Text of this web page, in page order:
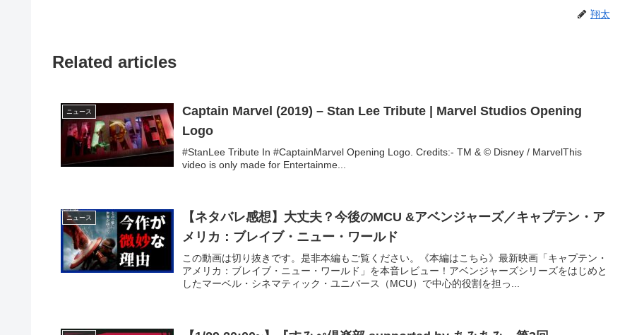
翔太
Related articles
ニュース
Captain Marvel (2019) – Stan Lee Tribute | Marvel Studios Opening
Logo
#StanLee Tribute In #CaptainMarvel Opening Logo. Credits:- TM & © Disney / MarvelThis
video is only made for Entertainme...
ニュース
【ネタバレ感想】大丈夫？今後のMCU &アベンジャーズ／キャプテン・ア
メリカ：ブレイブ・ニュー・ワールド
この動画は切り抜きです。是非本編もご覧ください。《本編はこちら》最新映画「キャプテン・
アメリカ：ブレイブ・ニュー・ワールド」を本音レビュー！アベンジャーズシリーズをはじめと
したマーベル・シネマティック・ユニバース（MCU）で中心的役割を担っ...